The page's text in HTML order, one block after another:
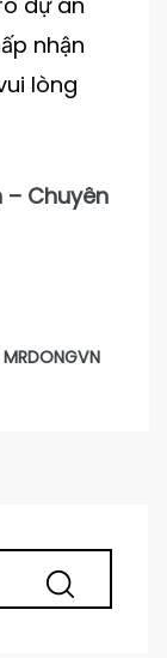
nhận
lòng
– Chuyên
MRDONGVN